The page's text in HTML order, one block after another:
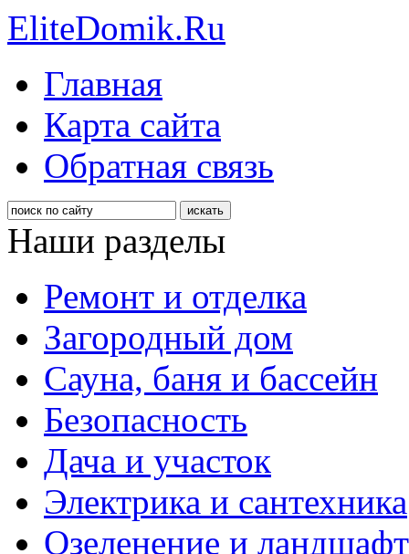
EliteDomik.Ru
Главная
Карта сайта
Обратная связь
Наши разделы
Ремонт и отделка
Загородный дом
Сауна, баня и бассейн
Безопасность
Дача и участок
Электрика и сантехника
Озеленение и